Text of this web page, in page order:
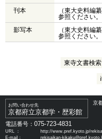
刊本
（東大史料編
参照ください。
影写本
（東大史料編
参照ください。
東寺文書検
お問い合わせ先
京都府立京都学・歴彩館
京
電話番号：075-723-4831
URL ：
http://www.pref.kyoto.jp/
E-mail：
rekisaikan-